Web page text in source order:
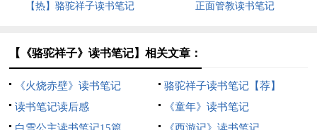
【热】骆驼祥子读书笔记 正面管教读书笔记
【《骆驼祥子》读书笔记】相关文章：
《火烧赤壁》读书笔记
骆驼祥子读书笔记【荐】
读书笔记读后感
《童年》读书笔记